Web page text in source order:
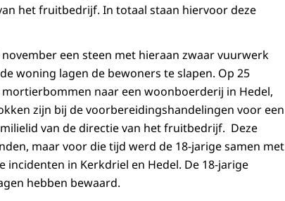
het fruitbedrijf. In totaal staan hiervoor deze
een steen met hieraan zwaar vuurwerk
woning lagen de bewoners te slapen. Op 25
naar een woonboerderij in Hedel,
zijn bij de voorbereidingshandelingen voor een
van de directie van het fruitbedrijf. Deze
maar voor die tijd werd de 18-jarige samen met
in Kerkdriel en Hedel. De 18-jarige
hebben bewaard.